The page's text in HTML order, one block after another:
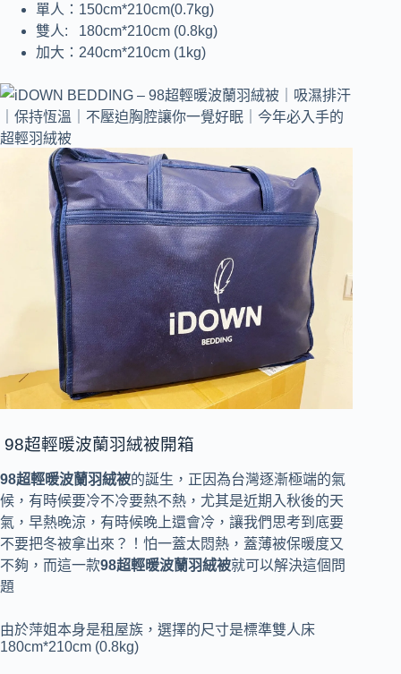
單人：150cm*210cm(0.7kg)
雙人: 180cm*210cm (0.8kg)
加大：240cm*210cm (1kg)
98超輕暖波蘭羽絨被開箱
98超輕暖波蘭羽絨被的誕生，正因為台灣逐漸極端的氣
候，有時候要冷不冷要熱不熱，尤其是近期入秋後的天
氣，早熱晚涼，有時候晚上還會冷，讓我們思考到底要
不要把冬被拿出來？！怕一蓋太悶熱，蓋薄被保暖度又
不夠，而這一款98超輕暖波蘭羽絨被就可以解決這個問
題
由於萍姐本身是租屋族，選擇的尺寸是標準雙人床
180cm*210cm (0.8kg)